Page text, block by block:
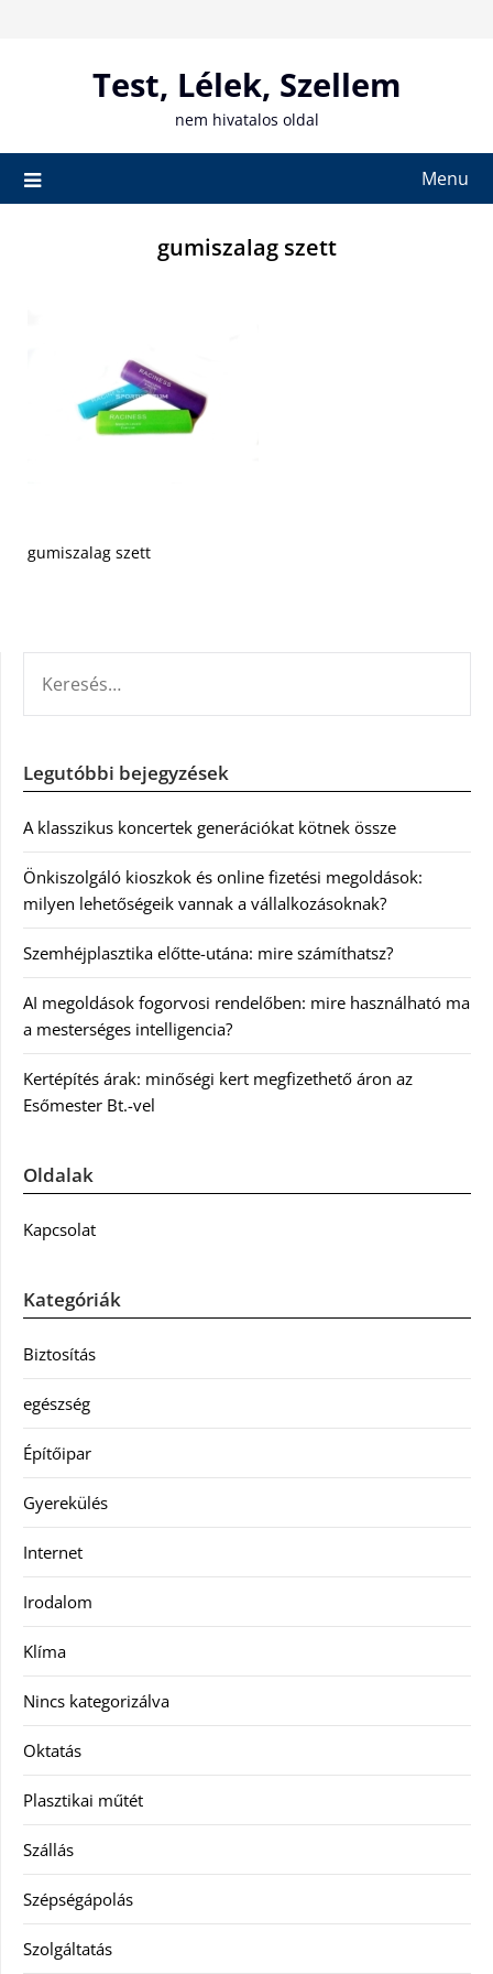
Test, Lélek, Szellem
nem hivatalos oldal
Menu
gumiszalag szett
gumiszalag szett
Legutóbbi bejegyzések
A klasszikus koncertek generációkat kötnek össze
Önkiszolgáló kioszkok és online fizetési megoldások:
milyen lehetőségeik vannak a vállalkozásoknak?
Szemhéjplasztika előtte-utána: mire számíthatsz?
AI megoldások fogorvosi rendelőben: mire használható ma
a mesterséges intelligencia?
Kertépítés árak: minőségi kert megfizethető áron az
Esőmester Bt.-vel
Oldalak
Kapcsolat
Kategóriák
Biztosítás
egészség
Építőipar
Gyerekülés
Internet
Irodalom
Klíma
Nincs kategorizálva
Oktatás
Plasztikai műtét
Szállás
Szépségápolás
Szolgáltatás